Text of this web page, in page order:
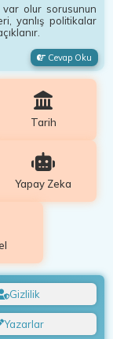
olur sorusunun
yanlış politikalar
Cevap Oku
Tarih
Yapay Zeka
Gizlilik
Yazarlar